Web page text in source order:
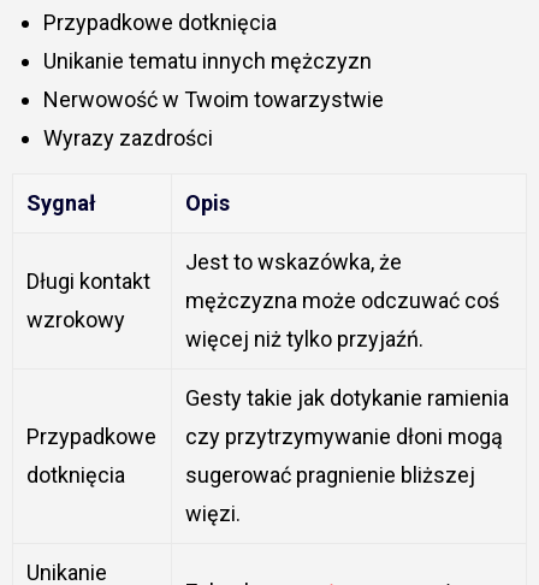
Przypadkowe dotknięcia
Unikanie tematu innych mężczyzn
Nerwowość w Twoim towarzystwie
Wyrazy zazdrości
Sygnał Opis
Długi kontakt
wzrokowy
Jest to wskazówka, że
mężczyzna może odczuwać coś
więcej niż tylko przyjaźń.
Przypadkowe
dotknięcia
Gesty takie jak dotykanie ramienia
czy przytrzymywanie dłoni mogą
sugerować pragnienie bliższej
więzi.
Unikanie